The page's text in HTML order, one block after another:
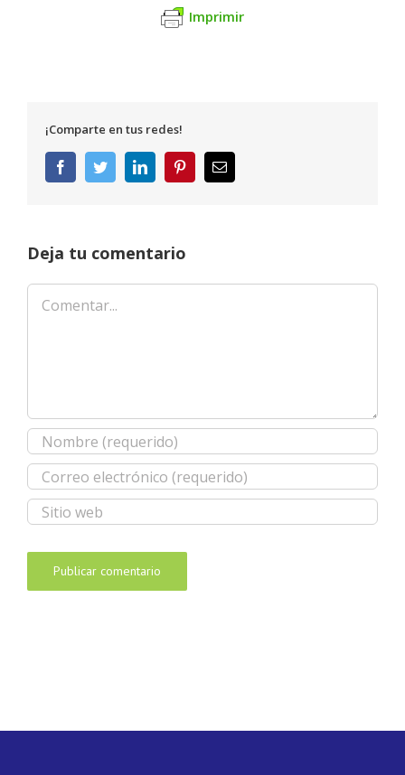
Imprimir
¡Comparte en tus redes!
FacebookTwitterLinkedInPinterestCorreo
electrónico
Deja tu comentario
Comentar